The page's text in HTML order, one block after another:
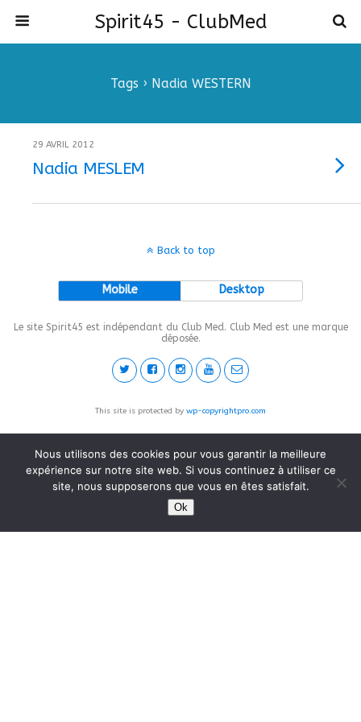
Spirit45 - ClubMed
Tags › Nadia WESTERN
29 AVRIL 2012
Nadia MESLEM
Back to top
Mobile Desktop
Le site Spirit45 est indépendant du Club Med. Club Med est une marque
déposée.
This site is protected by wp-copyrightpro.com
Nous utilisons des cookies pour vous garantir la meilleure
expérience sur notre site web. Si vous continuez à utiliser ce
site, nous supposerons que vous en êtes satisfait.
Ok